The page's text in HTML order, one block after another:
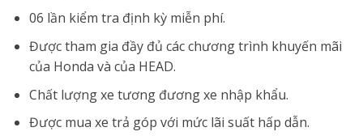
06 lần kiểm tra định kỳ miễn phí.
Được tham gia đầy đủ các chương trình khuyến mãi
của Honda và của HEAD.
Chất lượng xe tương đương xe nhập khẩu.
Được mua xe trả góp với mức lãi suất hấp dẫn.